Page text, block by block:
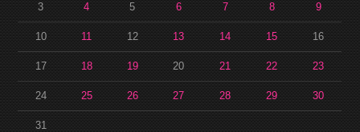
3 4 5 6 7 8 9
10 11 12 13 14 15 16
17 18 19 20 21 22 23
24 25 26 27 28 29 30
31